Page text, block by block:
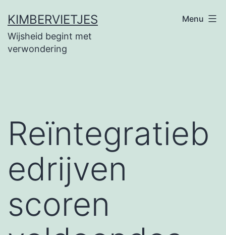
naar
de
KIMBERVIETJES
Wijsheid begint met
verwondering
Menu
Reïntegratieb
edrijven
scoren